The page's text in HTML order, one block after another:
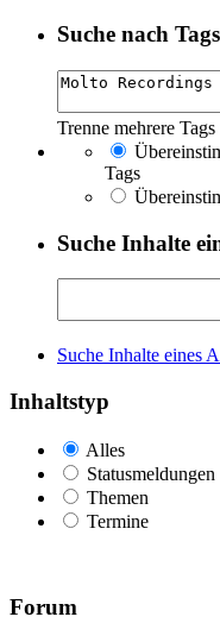
Suche nach Tags
Trenne mehrere
Tags
Suche Inhalte
Suche Inhalte eines
Inhaltstyp
Alles
Statusmeldungen
Themen
Termine
Forum